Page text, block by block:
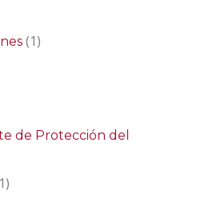
(1)
de Protección del